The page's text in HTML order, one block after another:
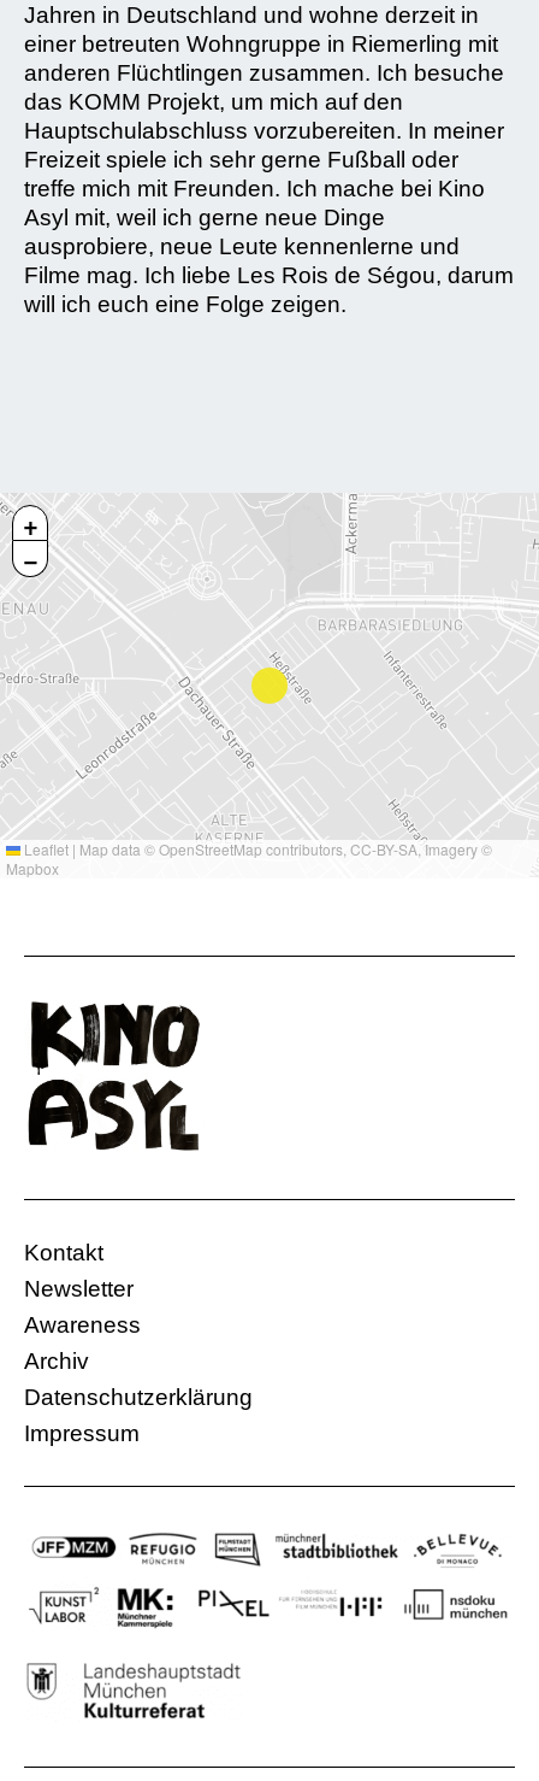
Jahren in Deutschland und wohne derzeit in
einer betreuten Wohngruppe in Riemerling mit
anderen Flüchtlingen zusammen. Ich besuche
das KOMM Projekt, um mich auf den
Hauptschulabschluss vorzubereiten. In meiner
Freizeit spiele ich sehr gerne Fußball oder
treffe mich mit Freunden. Ich mache bei Kino
Asyl mit, weil ich gerne neue Dinge
ausprobiere, neue Leute kennenlerne und
Filme mag. Ich liebe Les Rois de Ségou, darum
will ich euch eine Folge zeigen.
+
−
Leaflet | Map data ©OpenStreetMap contributors, CC-BY-SA , Imagery ©
Mapbox
Kontakt
Newsletter
Awareness
Archiv
Datenschutzerklärung
Impressum